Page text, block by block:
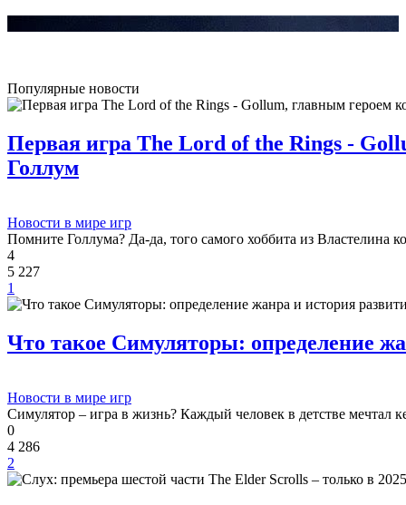
Популярные новости
Первая игра The Lord of the Rings -
Голлум
Новости в мире игр
Помните Голлума? Да-да, того самого хоббита из Властелина
4
5 227
1
Что такое Симуляторы: определение
Новости в мире игр
Симулятор – игра в жизнь? Каждый человек в детстве мечтал
0
4 286
2